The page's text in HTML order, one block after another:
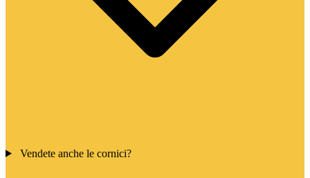
Vendete anche le cornici?